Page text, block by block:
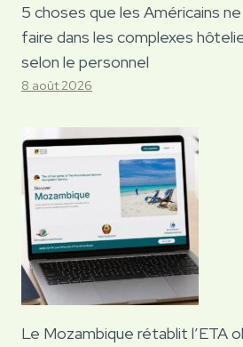
5 choses que les Américains
faire dans les complexes
selon le personnel
8 août 2026
Le Mozambique rétablit l’ETA